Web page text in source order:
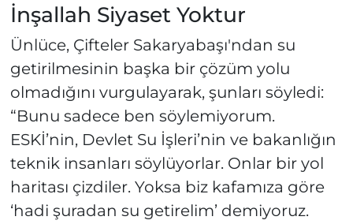
İnşallah Siyaset Yoktur
Ünlüce, Çifteler Sakaryabaşı'ndan su
getirilmesinin başka bir çözüm yolu
olmadığını vurgulayarak, şunları söyledi:
“Bunu sadece ben söylemiyorum.
ESKİ’nin, Devlet Su İşleri’nin ve bakanlığın
teknik insanları söylüyorlar. Onlar bir yol
haritası çizdiler. Yoksa biz kafamıza göre
‘hadi şuradan su getirelim’ demiyoruz.